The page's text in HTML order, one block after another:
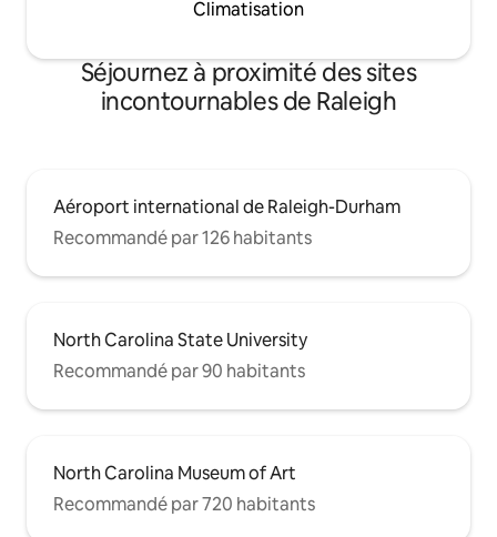
Climatisation
Séjournez à proximité des sites
incontournables de Raleigh
Aéroport international de Raleigh-Durham
Recommandé par 126 habitants
North Carolina State University
Recommandé par 90 habitants
North Carolina Museum of Art
Recommandé par 720 habitants